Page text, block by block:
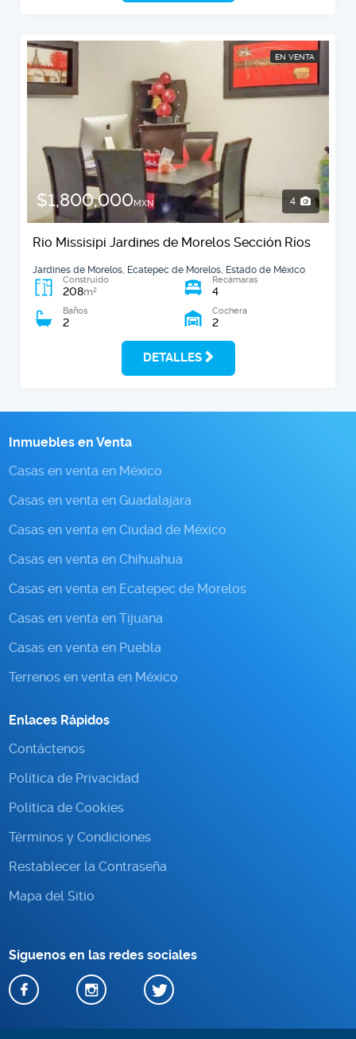
EN VENTA
$1,800,000MXN 4
Rio Missisipi Jardines de Morelos Sección Ríos
Jardines de Morelos, Ecatepec de Morelos, Estado de México
Construido
208m2
Recámaras
4
Baños
2
Cochera
2
DETALLES
Inmuebles en Venta
Casas en venta en México
Casas en venta en Guadalajara
Casas en venta en Ciudad de México
Casas en venta en Chihuahua
Casas en venta en Ecatepec de Morelos
Casas en venta en Tijuana
Casas en venta en Puebla
Terrenos en venta en México
Enlaces Rápidos
Contáctenos
Política de Privacidad
Política de Cookies
Términos y Condiciones
Restablecer la Contraseña
Mapa del Sitio
Síguenos en las redes sociales